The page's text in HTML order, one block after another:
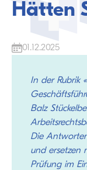
Hätten
01.12.2025
In der Rubrik
Balz
Die
und ersetzen
Prüfung im